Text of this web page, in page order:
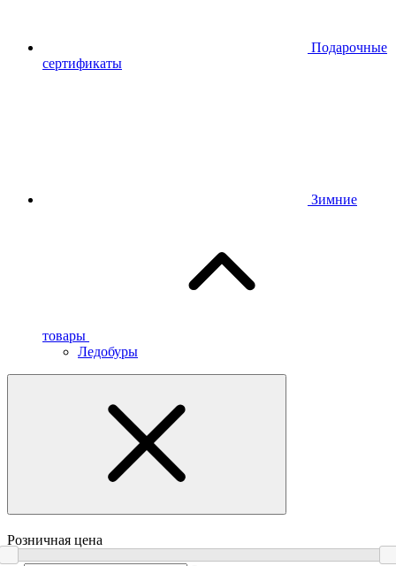
Подарочные
сертификаты
Зимние
товары
Ледобуры
Розничная цена